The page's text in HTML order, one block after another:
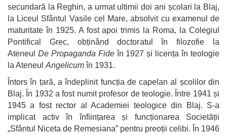
secundară la Reghin, a urmat ultimii doi ani școlari la Blaj,
la Liceul Sfântul Vasile cel Mare, absolvit cu examenul de
maturitate în 1925. A fost apoi trimis la Roma, la Colegiul
Pontifical Grec, obținând doctoratul în filozofie la
Ateneul De Propaganda Fideîn 1927 și licența în teologie
la Ateneul Angelicumîn 1931.
Întors în țară, a îndeplinit funcția de capelan al școlilor din
Blaj. În 1932 a fost numit profesor de teologie. Între 1941 și
1945 a fost rector al Academiei teologice din Blaj. S-a
implicat activ în înființarea și funcționarea Societății
„Sfântul Niceta de Remesiana” pentru preoții celibi. În 1946